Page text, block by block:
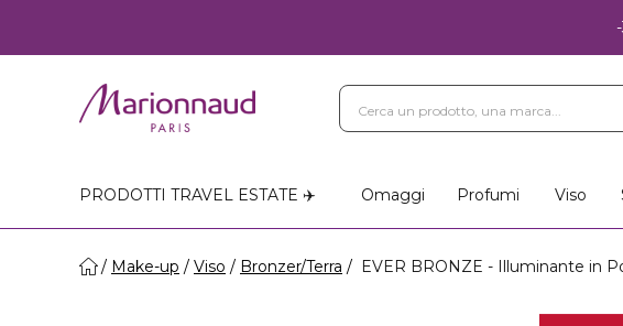
PRODOTTI TRAVEL ESTATE ✈️ Omaggi Profumi Viso
Make-up Viso Bronzer/Terra EVER BRONZE - Illuminante in